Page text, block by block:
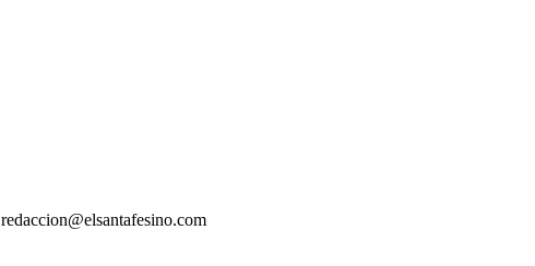
redaccion@elsantafesino.com